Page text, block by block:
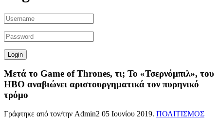
Μετά το Game of Thrones, τι; Το «Τσερνόμπιλ», του
ΗΒΟ αναβιώνει αριστουργηματικά τον πυρηνικό
τρόμο
Γράφτηκε από τον/την Admin2 05 Ιουνίου 2019. ΠΟΛΙΤΙΣΜΟΣ